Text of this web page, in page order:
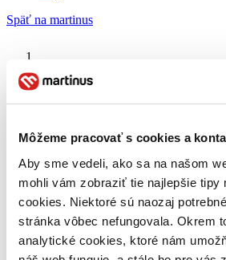
Môžeme pracovať s cookies a
Aby sme vedeli, ako sa na našom
mohli vám zobraziť tie najlepšie tipy
cookies. Niektoré sú naozaj
stránka vôbec nefungovala. Okrem
analytické cookies, ktoré nám
Späť na martinus
Arnold Schwarzenegger
O nás
Náš príbeh
Galéria Martinusu
Zodpovednosť
Sme B Corp